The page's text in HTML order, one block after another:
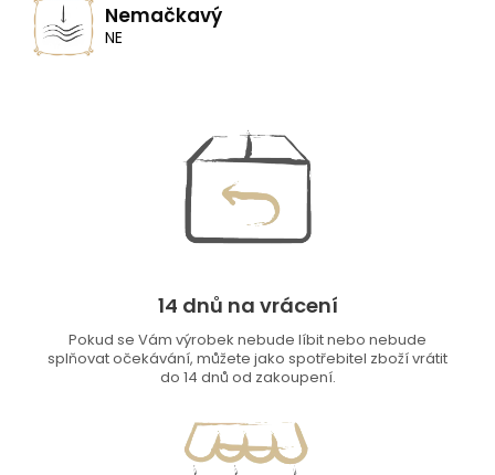
Nemačkavý
NE
14 dnů na vrácení
Pokud se Vám výrobek nebude líbit nebo nebude
splňovat očekávání, můžete jako spotřebitel zboží vrátit
do 14 dnů od zakoupení.